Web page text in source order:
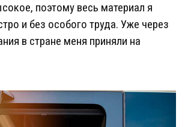
поэтому весь материал я
и без особого труда. Уже через
в стране меня приняли на